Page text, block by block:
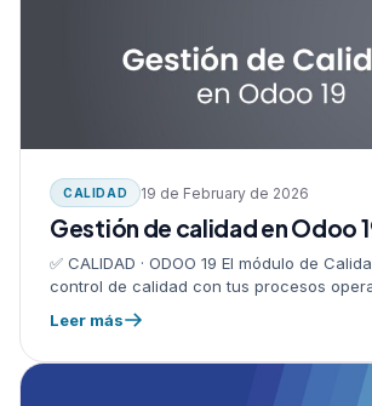
CALIDAD 19 de February de 2026
Gestión de calidad en Odoo
✅ CALIDAD · ODOO 19 El módulo de
control de calidad con tus procesos
recepciones, manufactura, transferencias
Asegura que cada producto cumpla…
Leer más